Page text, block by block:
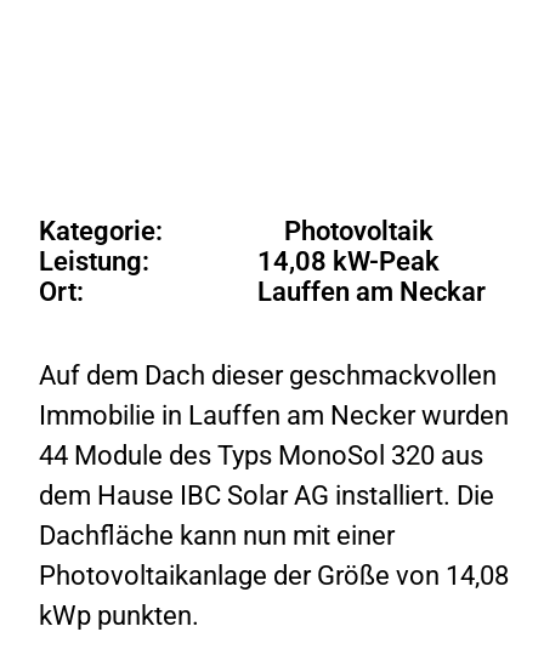
Kategorie:
Photovoltaik
Leistung:
14,08 kW-Peak
Ort:
Lauffen am Neckar
Auf dem Dach dieser geschmackvollen
Immobilie in Lauffen am Necker wurden
44 Module des Typs MonoSol 320 aus
dem Hause IBC Solar AG installiert. Die
Dachfläche kann nun mit einer
Photovoltaikanlage der Größe von 14,08
kWp punkten.